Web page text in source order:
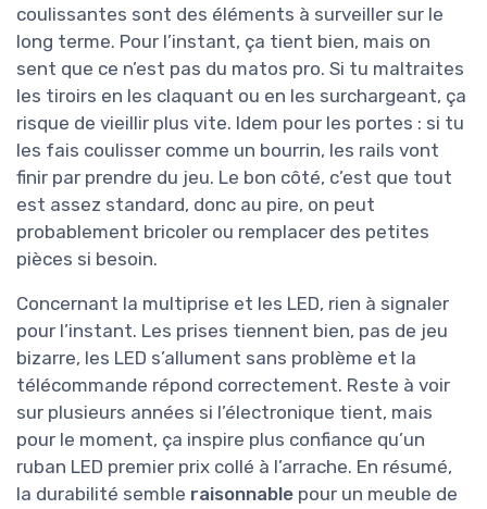
coulissantes sont des éléments à surveiller sur le
long terme. Pour l’instant, ça tient bien, mais on
sent que ce n’est pas du matos pro. Si tu maltraites
les tiroirs en les claquant ou en les surchargeant, ça
risque de vieillir plus vite. Idem pour les portes : si tu
les fais coulisser comme un bourrin, les rails vont
finir par prendre du jeu. Le bon côté, c’est que tout
est assez standard, donc au pire, on peut
probablement bricoler ou remplacer des petites
pièces si besoin.
Concernant la multiprise et les LED, rien à signaler
pour l’instant. Les prises tiennent bien, pas de jeu
bizarre, les LED s’allument sans problème et la
télécommande répond correctement. Reste à voir
sur plusieurs années si l’électronique tient, mais
pour le moment, ça inspire plus confiance qu’un
ruban LED premier prix collé à l’arrache. En résumé,
la durabilité semble raisonnable pour un meuble de